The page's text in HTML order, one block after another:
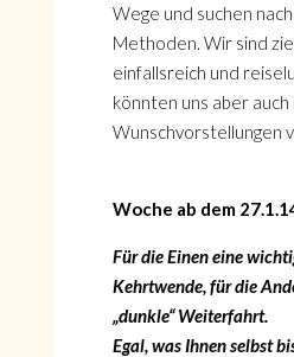
Wege und suchen
Methoden. Wir sind
einfallsreich und
könnten uns aber auch
Wunschvorstellungen
Woche ab dem
Für die Einen eine
Kehrtwende, für die
„dunkle“ Weiterfahrt.
Egal, was Ihnen selbst